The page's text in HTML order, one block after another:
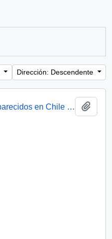
Dirección: Descendente
[Miembro de Amnistía Internacional por la defensa de los detenidos desaparecidos en Chile felicita por la creación de la Comisión de de Verdad y Reconciliación]